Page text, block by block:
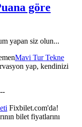
göre
yapan siz olun...
Mavi Tur Tekne
yap, kendinizi
Fixbilet.com'da!
bilet fiyatlarını